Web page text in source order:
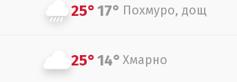
25°17° Похмуро, дощ
25°14° Хмарно